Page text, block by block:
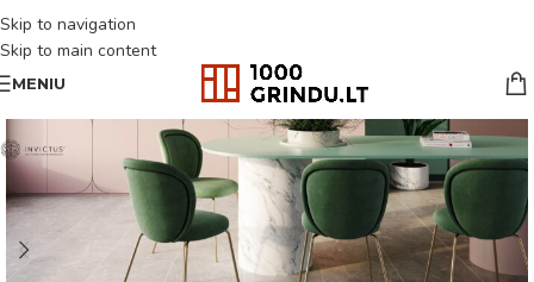
Skip to navigation
Skip to main content
MENIU